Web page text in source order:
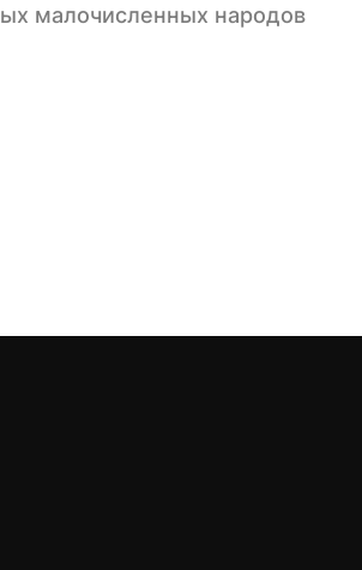
малочисленных народов